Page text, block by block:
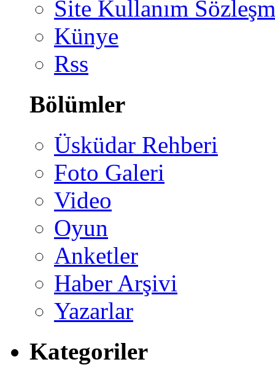
Site Kullanım
Künye
Rss
Bölümler
Üsküdar Rehberi
Foto Galeri
Video
Oyun
Anketler
Haber Arşivi
Yazarlar
Kategoriler